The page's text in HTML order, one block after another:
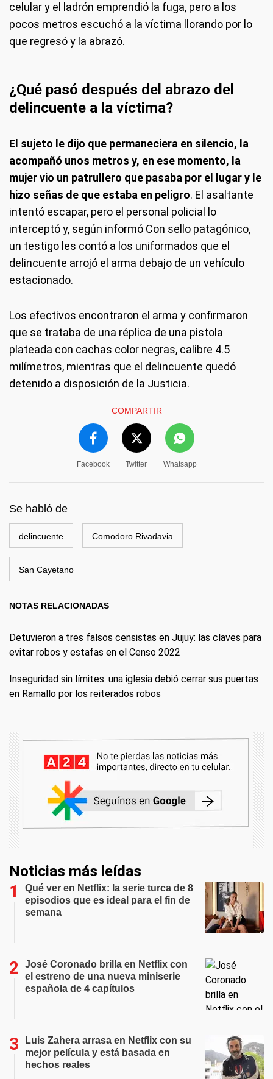
celular y el ladrón emprendió la fuga, pero a los
pocos metros escuchó a la víctima llorando por lo
que regresó y la abrazó.
¿Qué pasó después del abrazo del
delincuente a la víctima?
El sujeto le dijo que permaneciera en silencio, la
acompañó unos metros y, en ese momento, la
mujer vio un patrullero que pasaba por el lugar y le
hizo señas de que estaba en peligro. El asaltante
intentó escapar, pero el personal policial lo
interceptó y, según informó Con sello patagónico,
un testigo les contó a los uniformados que el
delincuente arrojó el arma debajo de un vehículo
estacionado.
Los efectivos encontraron el arma y confirmaron
que se trataba de una réplica de una pistola
plateada con cachas color negras, calibre 4.5
milímetros, mientras que el delincuente quedó
detenido a disposición de la Justicia.
COMPARTIR
Facebook Twitter Whatsapp
Se habló de
delincuente Comodoro Rivadavia
San Cayetano
NOTAS RELACIONADAS
Detuvieron a tres falsos censistas en Jujuy: las claves para
evitar robos y estafas en el Censo 2022
Inseguridad sin límites: una iglesia debió cerrar sus puertas
en Ramallo por los reiterados robos
Noticias más leídas
Qué ver en Netflix: la serie turca de 8
episodios que es ideal para el fin de
semana
José Coronado brilla en Netflix con
el estreno de una nueva miniserie
española de 4 capítulos
Luis Zahera arrasa en Netflix con su
mejor película y está basada en
hechos reales